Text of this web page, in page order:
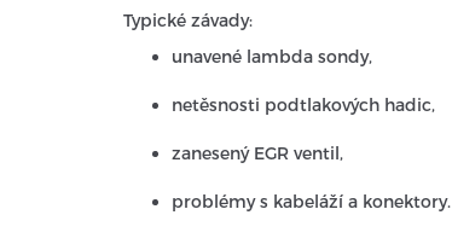
Typické závady:
unavené lambda sondy,
netěsnosti podtlakových hadic,
zanesený EGR ventil,
problémy s kabeláží a konektory.